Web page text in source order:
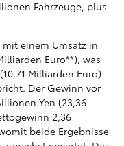
Fahrzeuge, plus
einem Umsatz in
Euro**), was
Milliarden Euro)
Der Gewinn vor
Yen (23,36
2,36
beide Ergebnisse